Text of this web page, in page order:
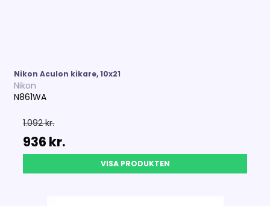
Nikon Aculon kikare, 10x21
Nikon
N861WA
1.092 kr.
936 kr.
VISA PRODUKTEN